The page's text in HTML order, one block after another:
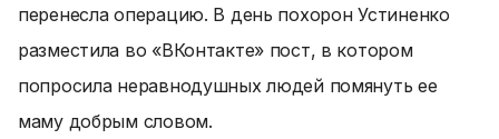
перенесла операцию. В день похорон Устиненко
разместила во «ВКонтакте» пост, в котором
попросила неравнодушных людей помянуть ее
маму добрым словом.